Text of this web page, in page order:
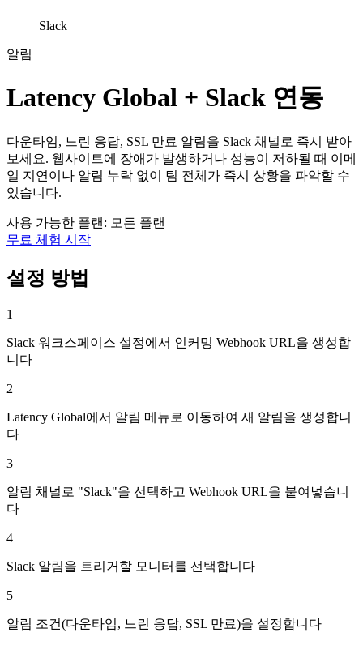
Slack
알림
Latency Global + Slack 연동
다운타임, 느린 응답, SSL 만료 알림을 Slack 채널로 즉시 받아
보세요. 웹사이트에 장애가 발생하거나 성능이 저하될 때 이메
일 지연이나 알림 누락 없이 팀 전체가 즉시 상황을 파악할 수
있습니다.
사용 가능한 플랜: 모든 플랜
무료 체험 시작
설정 방법
1
Slack 워크스페이스 설정에서 인커밍 Webhook URL을 생성합
니다
2
Latency Global에서 알림 메뉴로 이동하여 새 알림을 생성합니
다
3
알림 채널로 "Slack"을 선택하고 Webhook URL을 붙여넣습니
다
4
Slack 알림을 트리거할 모니터를 선택합니다
5
알림 조건(다운타임, 느린 응답, SSL 만료)을 설정합니다